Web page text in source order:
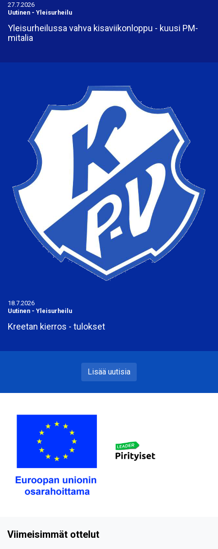
27.7.2026
Uutinen - Yleisurheilu
Yleisurheilussa vahva kisaviikonloppu - kuusi PM-
mitalia
18.7.2026
Uutinen - Yleisurheilu
Kreetan kierros - tulokset
Lisää uutisia
Viimeisimmät ottelut